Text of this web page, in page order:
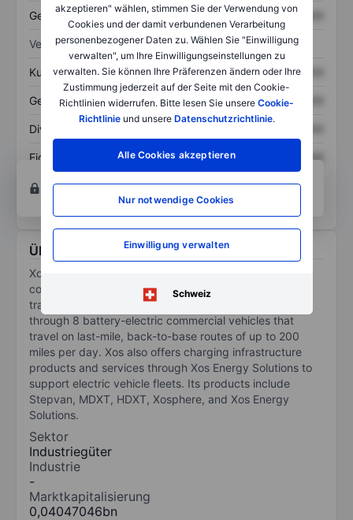
akzeptieren" wählen, stimmen Sie der Verwendung von
Cookies und der damit verbundenen Verarbeitung
personenbezogener Daten zu. Wählen Sie "Einwilligung
verwalten", um Ihre Einwilligungseinstellungen zu
verwalten. Sie können Ihre Präferenzen ändern oder Ihre
Zustimmung jederzeit auf der Seite mit den Cookie-
Richtlinien widerrufen. Bitte lesen Sie unsere Cookie-
Richtlinieund unsere Datenschutzrichtlinie.
Alle Cookies akzeptieren
Nur notwendige Cookies
Einwilligung verwalten
Schweiz
Gesamtschulden XXXXXXX XXXXXXX
Verhältnisse
Kurs/Umsatz XXXXXXX XXXXXXX
Gewinn je Aktie XXXXXXX XXXXXXX
Dividende je Aktie
Eigenkapitalrendite XXXXXXX
XXXXXXX
und Analyse-Tools zu erhalten.
Über Xos Inc.
Xos Inc is a fleet electrification solutions provider
committed to the decarbonization of commercial
transportation. Xos designs and manufactures Class 5
through 8 battery-electric commercial vehicles that
travel on last-mile, back-to-base routes of up to 200
miles per day. Xos also offers charging infrastructure
products and services through Xos Energy Solutions to
support electric vehicle fleets. Its products include
Stepvan, MDXT, HDXT, Xosphere, and Xos Energy
Solutions.
Sektor
Industriegüter
Industrie
-
Marktkapitalisierung
0,04047046bn